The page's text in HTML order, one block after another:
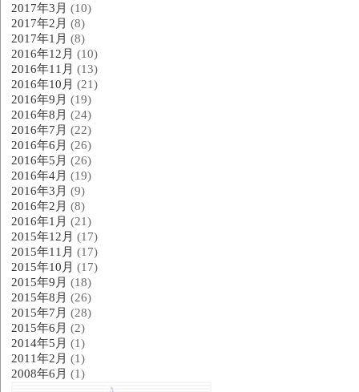
2017年3月 (10)
2017年2月 (8)
2017年1月 (8)
2016年12月 (10)
2016年11月 (13)
2016年10月 (21)
2016年9月 (19)
2016年8月 (24)
2016年7月 (22)
2016年6月 (26)
2016年5月 (26)
2016年4月 (19)
2016年3月 (9)
2016年2月 (8)
2016年1月 (21)
2015年12月 (17)
2015年11月 (17)
2015年10月 (17)
2015年9月 (18)
2015年8月 (26)
2015年7月 (28)
2015年6月 (2)
2014年5月 (1)
2011年2月 (1)
2008年6月 (1)